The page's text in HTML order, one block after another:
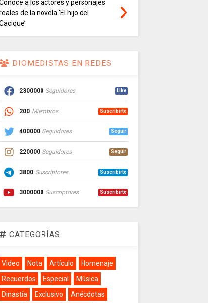
Conoce a los actores y personajes
reales de la novela ‘El hijo del
Cacique’
DIOMEDISTAS EN REDES
2300000 Seguidores Like
200 Miembros Suscribirte
400000 Seguidores Seguir
220000 Seguidores Seguir
3800 Suscriptores Suscribirte
3000000 Suscriptores Suscribirte
CATEGORÍAS
Video Nota Artículo
Homenaje
Recuerdos
Especial
Música
Dinastía
Exclusivo
Anécdotas